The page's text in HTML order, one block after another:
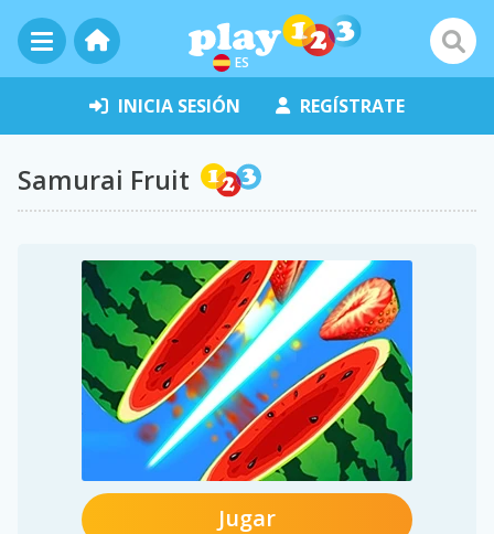
ES
INICIA SESIÓN REGÍSTRATE
Samurai Fruit
Jugar